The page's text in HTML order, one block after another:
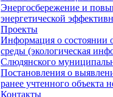
Энергосбережение и
энергетической
Проекты
Информация о состоянии
среды (экологическая
Слюдянского
Постановления о
ранее учтенного объекта
Контакты